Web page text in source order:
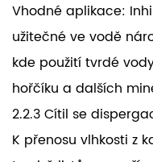
Vhodné aplikace:
užitečné ve vodě
kde použití tvrdé
hořčíku a dalších
2.2.3 Cítil se
K přenosu vlhkosti z